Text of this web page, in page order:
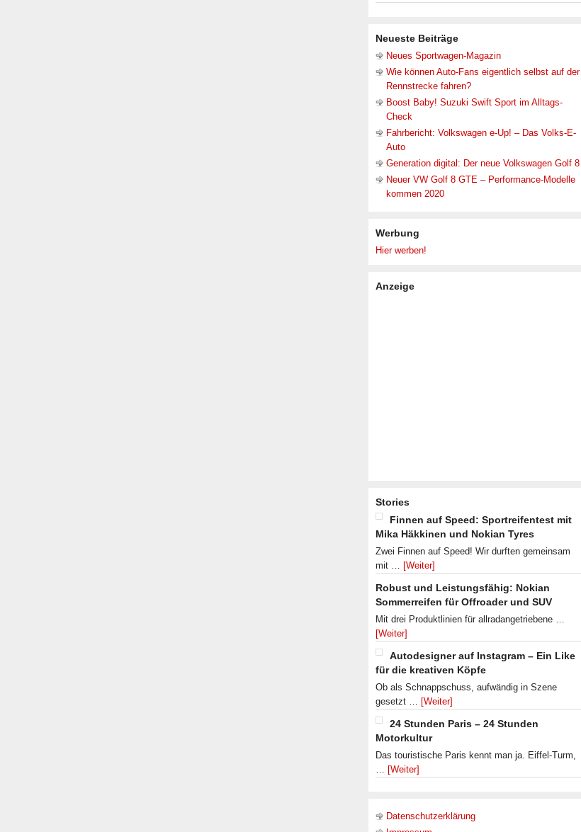
Neueste Beiträge
Neues Sportwagen-Magazin
Wie können Auto-Fans eigentlich selbst auf der
Rennstrecke fahren?
Boost Baby! Suzuki Swift Sport im Alltags-
Check
Fahrbericht: Volkswagen e-Up! – Das Volks-E-
Auto
Generation digital: Der neue Volkswagen Golf 8
Neuer VW Golf 8 GTE – Performance-Modelle
kommen 2020
Werbung
Hier werben!
Anzeige
Stories
Finnen auf Speed: Sportreifentest mit
Mika Häkkinen und Nokian Tyres
Zwei Finnen auf Speed! Wir durften gemeinsam
mit … [Weiter]
Robust und Leistungsfähig: Nokian
Sommerreifen für Offroader und SUV
Mit drei Produktlinien für allradangetriebene …
[Weiter]
Autodesigner auf Instagram – Ein Like
für die kreativen Köpfe
Ob als Schnappschuss, aufwändig in Szene
gesetzt … [Weiter]
24 Stunden Paris – 24 Stunden
Motorkultur
Das touristische Paris kennt man ja. Eiffel-Turm,
… [Weiter]
Datenschutzerklärung